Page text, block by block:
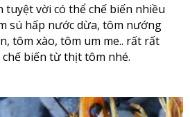
tuyệt vời có thể chế biến nhiều
sú hấp nước dừa, tôm nướng
tôm xào, tôm um me.. rất rất
biến từ thịt tôm nhé.